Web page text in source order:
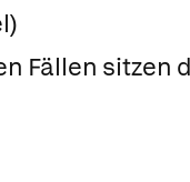
Fällen sitzen